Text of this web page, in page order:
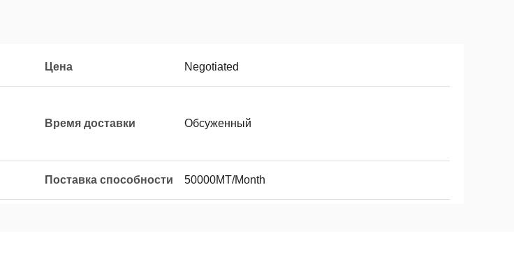
Цена Negotiated
Время доставки Обсуженный
Поставка способности 50000MT/Month